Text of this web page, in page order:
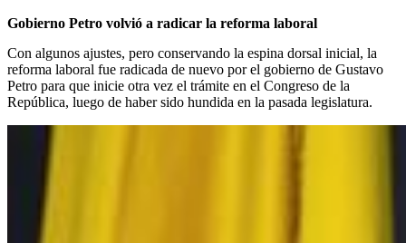
Gobierno Petro volvió a radicar la reforma laboral
Con algunos ajustes, pero conservando la espina dorsal inicial, la
reforma laboral fue radicada de nuevo por el gobierno de Gustavo
Petro para que inicie otra vez el trámite en el Congreso de la
República, luego de haber sido hundida en la pasada legislatura.